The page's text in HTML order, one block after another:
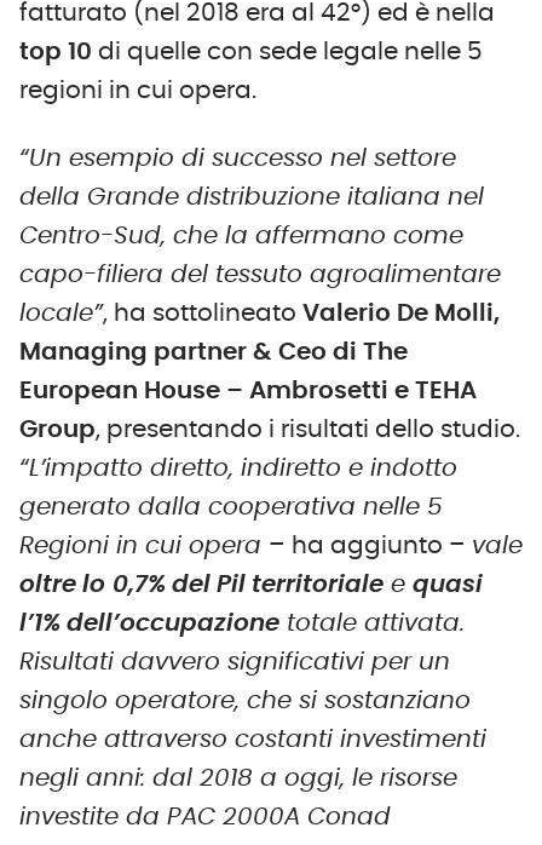
fatturato (nel 2018 era al 42°) ed è nella
top 10 di quelle con sede legale nelle 5
regioni in cui opera.
“Un esempio di successo nel settore
della Grande distribuzione italiana nel
Centro-Sud, che la affermano come
capo-filiera del tessuto agroalimentare
locale”, ha sottolineato Valerio De Molli,
Managing partner & Ceo di The
European House – Ambrosetti e TEHA
Group, presentando i risultati dello studio.
“L’impatto diretto, indiretto e indotto
generato dalla cooperativa nelle 5
Regioni in cui opera – ha aggiunto – vale
oltre lo 0,7% del Pil territoriale e quasi
l’1% dell’occupazione totale attivata.
Risultati davvero significativi per un
singolo operatore, che si sostanziano
anche attraverso costanti investimenti
negli anni: dal 2018 a oggi, le risorse
investite da PAC 2000A Conad